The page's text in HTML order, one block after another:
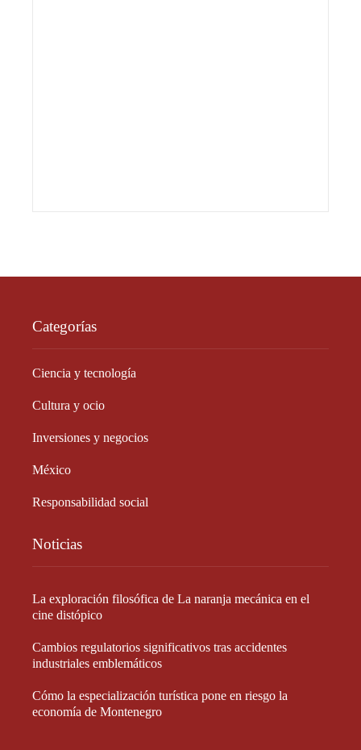
Categorías
Ciencia y tecnología
Cultura y ocio
Inversiones y negocios
México
Responsabilidad social
Noticias
La exploración filosófica de La naranja mecánica en el
cine distópico
Cambios regulatorios significativos tras accidentes
industriales emblemáticos
Cómo la especialización turística pone en riesgo la
economía de Montenegro